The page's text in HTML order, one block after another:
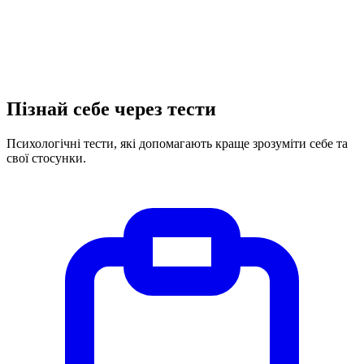
Пізнай себе через тести
Психологічні тести, які допомагають краще зрозуміти себе та
свої стосунки.